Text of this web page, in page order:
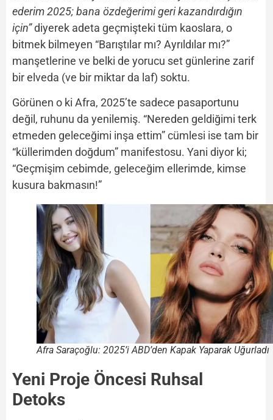
ederim 2025; bana özdeğerimi geri kazandırdığın
için”diyerek adeta geçmişteki tüm kaoslara, o
bitmek bilmeyen “Barıştılar mı? Ayrıldılar mı?”
manşetlerine ve belki de yorucu set günlerine zarif
bir elveda (ve bir miktar da laf) soktu.
Görünen o ki Afra, 2025’te sadece pasaportunu
değil, ruhunu da yenilemiş. “Nereden geldiğimi terk
etmeden geleceğimi inşa ettim” cümlesi ise tam bir
“küllerimden doğdum” manifestosu. Yani diyor ki;
“Geçmişim cebimde, geleceğim ellerimde, kimse
kusura bakmasın!”
Afra Saraçoğlu: 2025’i ABD’den Kapak Yaparak Uğurladı
Yeni Proje Öncesi Ruhsal
Detoks